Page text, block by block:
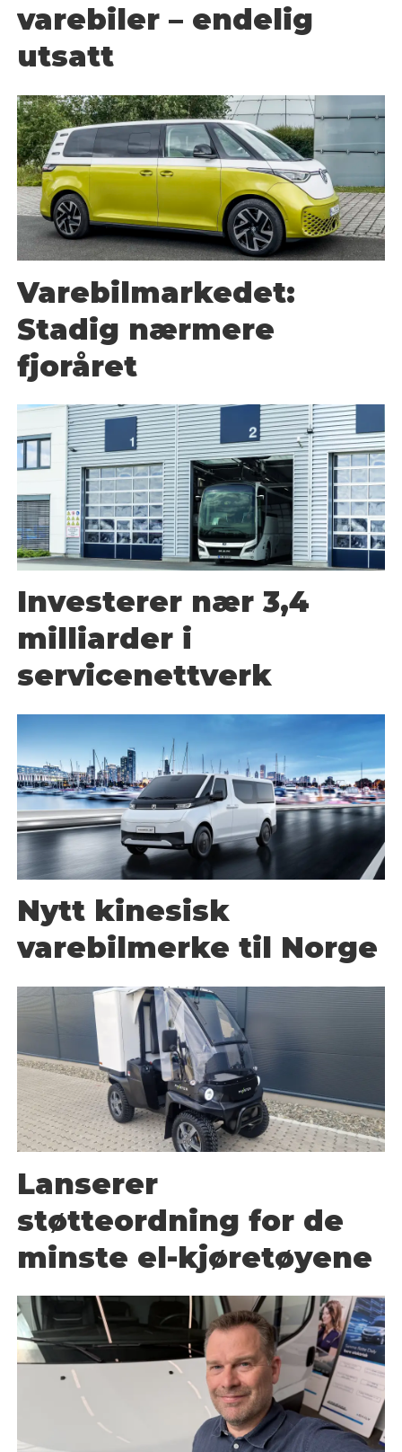
varebiler – endelig
utsatt
Varebilmarkedet:
Stadig nærmere
fjoråret
Investerer nær 3,4
milliarder i
servicenettverk
Nytt kinesisk
varebilmerke til Norge
Lanserer
støtteordning for de
minste el-kjøretøyene